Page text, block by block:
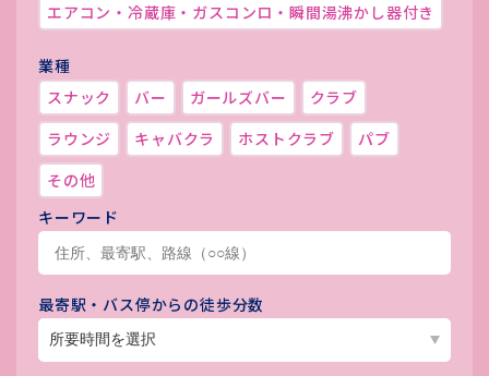
エアコン・冷蔵庫・ガスコンロ・瞬間湯沸かし器付き
業種
スナック
バー ガールズバー
クラブ
ラウンジ
キャバクラ ホストクラブ
パブ
その他
キーワード
最寄駅・バス停からの徒歩分数